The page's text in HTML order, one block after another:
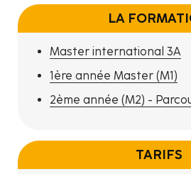
LA
Master international 3A
1ère année Master (M1)
2ème année (M2) -
TARIFS